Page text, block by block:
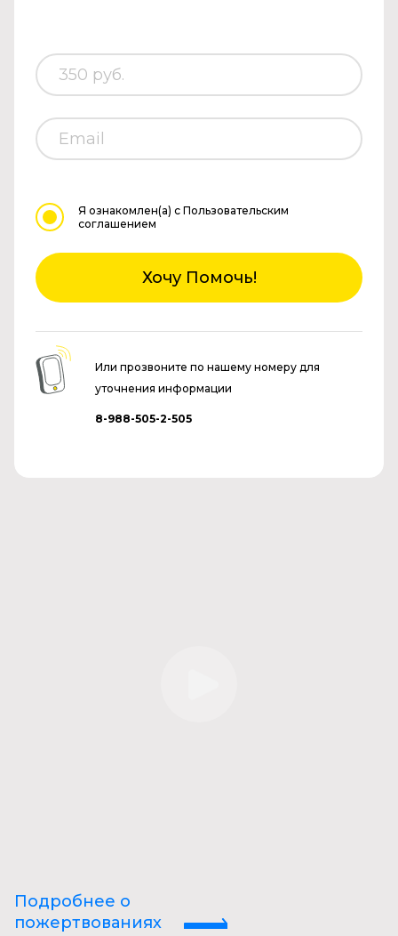
Я ознакомлен(а) с Пользовательским
соглашением
Хочу Помочь!
Или прозвоните по нашему номеру для
уточнения информации
8-988-505-2-505
Подробнее о
пожертвованиях